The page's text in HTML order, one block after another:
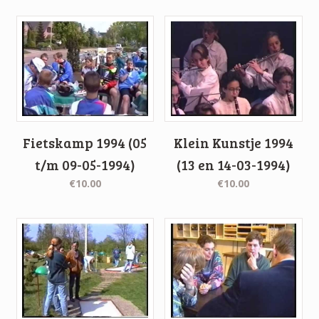
Fietskamp 1994 (05
t/m 09-05-1994)
€10.00
Klein Kunstje 1994
(13 en 14-03-1994)
€10.00